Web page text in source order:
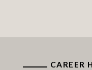
CAREER